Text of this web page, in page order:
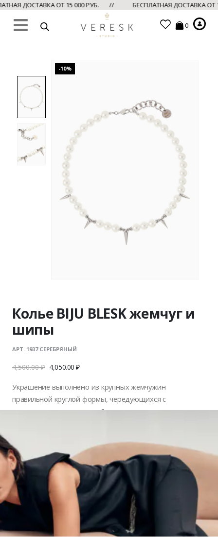
ДОСТАВКА ОТ 15 000 РУБ. // БЕСПЛАТНАЯ ДОСТАВКА
0
-10%
Колье BIJU BLESK жемчуг и
шипы
АРТ. 1937 СЕРЕБРЯНЫЙ
4,500.00₽ 4,050.00₽
Украшение выполнено из крупных жемчужин
правильной круглой формы, чередующихся с
металлическими шипами. Дерзко, но в то же время
Прекрасное дополнение вечернего образа, или яркий
акцент дневного лука.
Украшение будет упаковано в брендированный
бархатный мешочек VERESK studio, что идеально
подойдет в качестве подарка.